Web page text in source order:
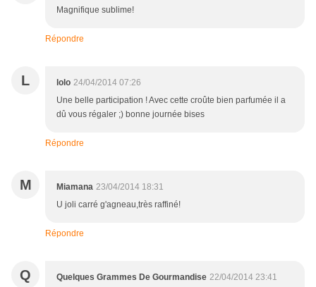
Magnifique sublime!
Répondre
L lolo 24/04/2014 07:26
Une belle participation ! Avec cette croûte bien parfumée il a
dû vous régaler ;) bonne journée bises
Répondre
M Miamana 23/04/2014 18:31
U joli carré g'agneau,très raffiné!
Répondre
Q Quelques Grammes De Gourmandise 22/04/2014 23:41